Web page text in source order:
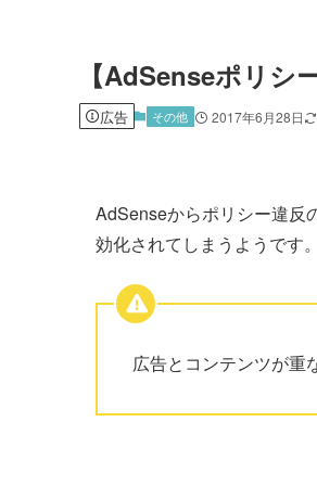
【AdSenseポリ
広告 その他 2017年6月28日
AdSenseからポリシー違反
効化されてしまうようです
広告とコンテンツが重